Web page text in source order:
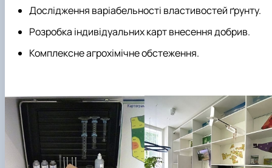
Дослідження варіабельності властивостей ґрунту.
Розробка індивідуальних карт внесення добрив.
Комплексне агрохімічне обстеження.